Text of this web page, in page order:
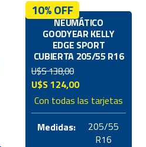
NEUMÁTICO
GOODYEAR KELLY
EDGE SPORT
CUBIERTA 205/55 R16
U$S138,00
El
precio
original
era:
U$S124,00
10% OFF
El
precio
actual
es:
Con todas las tarjetas
Medidas:
205/55
R16